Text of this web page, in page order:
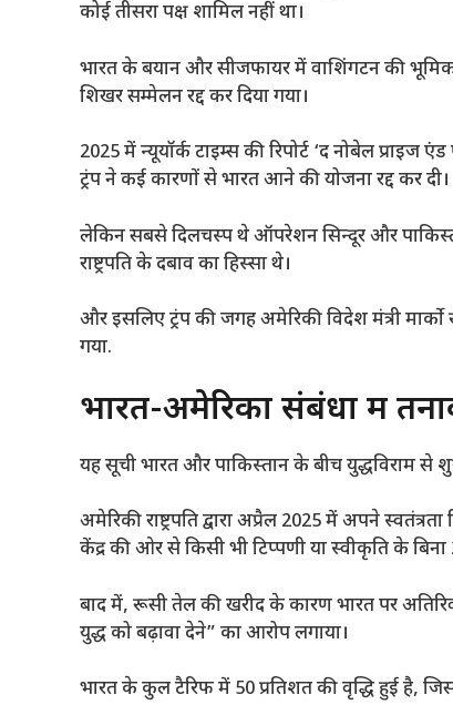
कोई तीसरा पक्ष शामिल नहीं था।
भारत के बयान और सीजफायर में वाशिंगटन की
शिखर सम्मेलन रद्द कर दिया गया।
2025 में न्यूयॉर्क टाइम्स की रिपोर्ट ‘द नोबेल
ट्रंप ने कई कारणों से भारत आने की योजना रद्द कर दी।
लेकिन सबसे दिलचस्प थे ऑपरेशन सिन्दूर और
राष्ट्रपति के दबाव का हिस्सा थे।
और इसलिए ट्रंप की जगह अमेरिकी विदेश मंत्री
गया.
भारत-अमेरिका संबंधों में
यह सूची भारत और पाकिस्तान के बीच युद्धविराम से
अमेरिकी राष्ट्रपति द्वारा अप्रैल 2025 में अपने
केंद्र की ओर से किसी भी टिप्पणी या स्वीकृति के
बाद में, रूसी तेल की खरीद के कारण भारत पर
युद्ध को बढ़ावा देने” का आरोप लगाया।
भारत के कुल टैरिफ में 50 प्रतिशत की वृद्धि हुई है,